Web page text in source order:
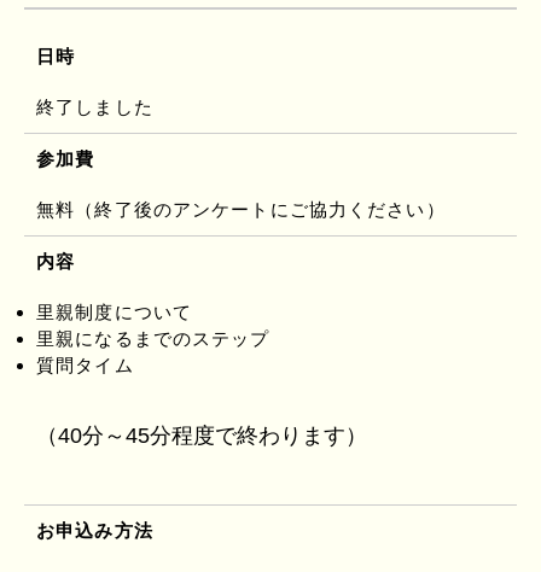
日時
終了しました
参加費
無料（終了後のアンケートにご協力ください）
内容
里親制度について
里親になるまでのステップ
質問タイム
（40分～45分程度で終わります）
お申込み方法